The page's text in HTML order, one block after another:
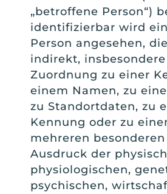
„betroffene Person“)
identifizierbar wird
Person angesehen,
indirekt,
Zuordnung zu einer
einem Namen, zu
zu Standortdaten, zu
Kennung oder zu
mehreren
Ausdruck der
physiologischen,
psychischen,